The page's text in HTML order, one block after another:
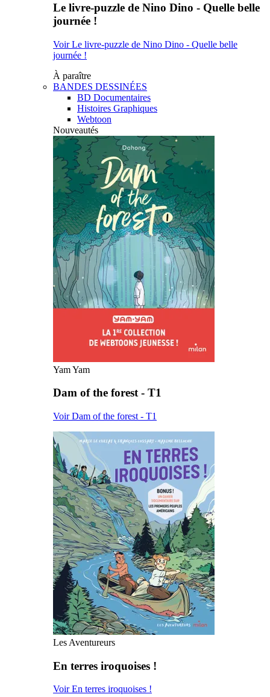
Le livre-puzzle de Nino Dino - Quelle belle
journée !
Voir Le livre-puzzle de Nino Dino - Quelle belle
journée !
À paraître
BANDES DESSINÉES
BD Documentaires
Histoires Graphiques
Webtoon
Nouveautés
Yam Yam
Dam of the forest - T1
Voir Dam of the forest - T1
Les Aventureurs
En terres iroquoises !
Voir En terres iroquoises !